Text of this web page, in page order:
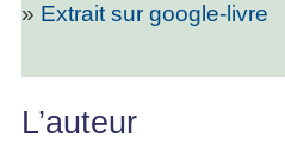
» Extrait sur google-livre
L’auteur